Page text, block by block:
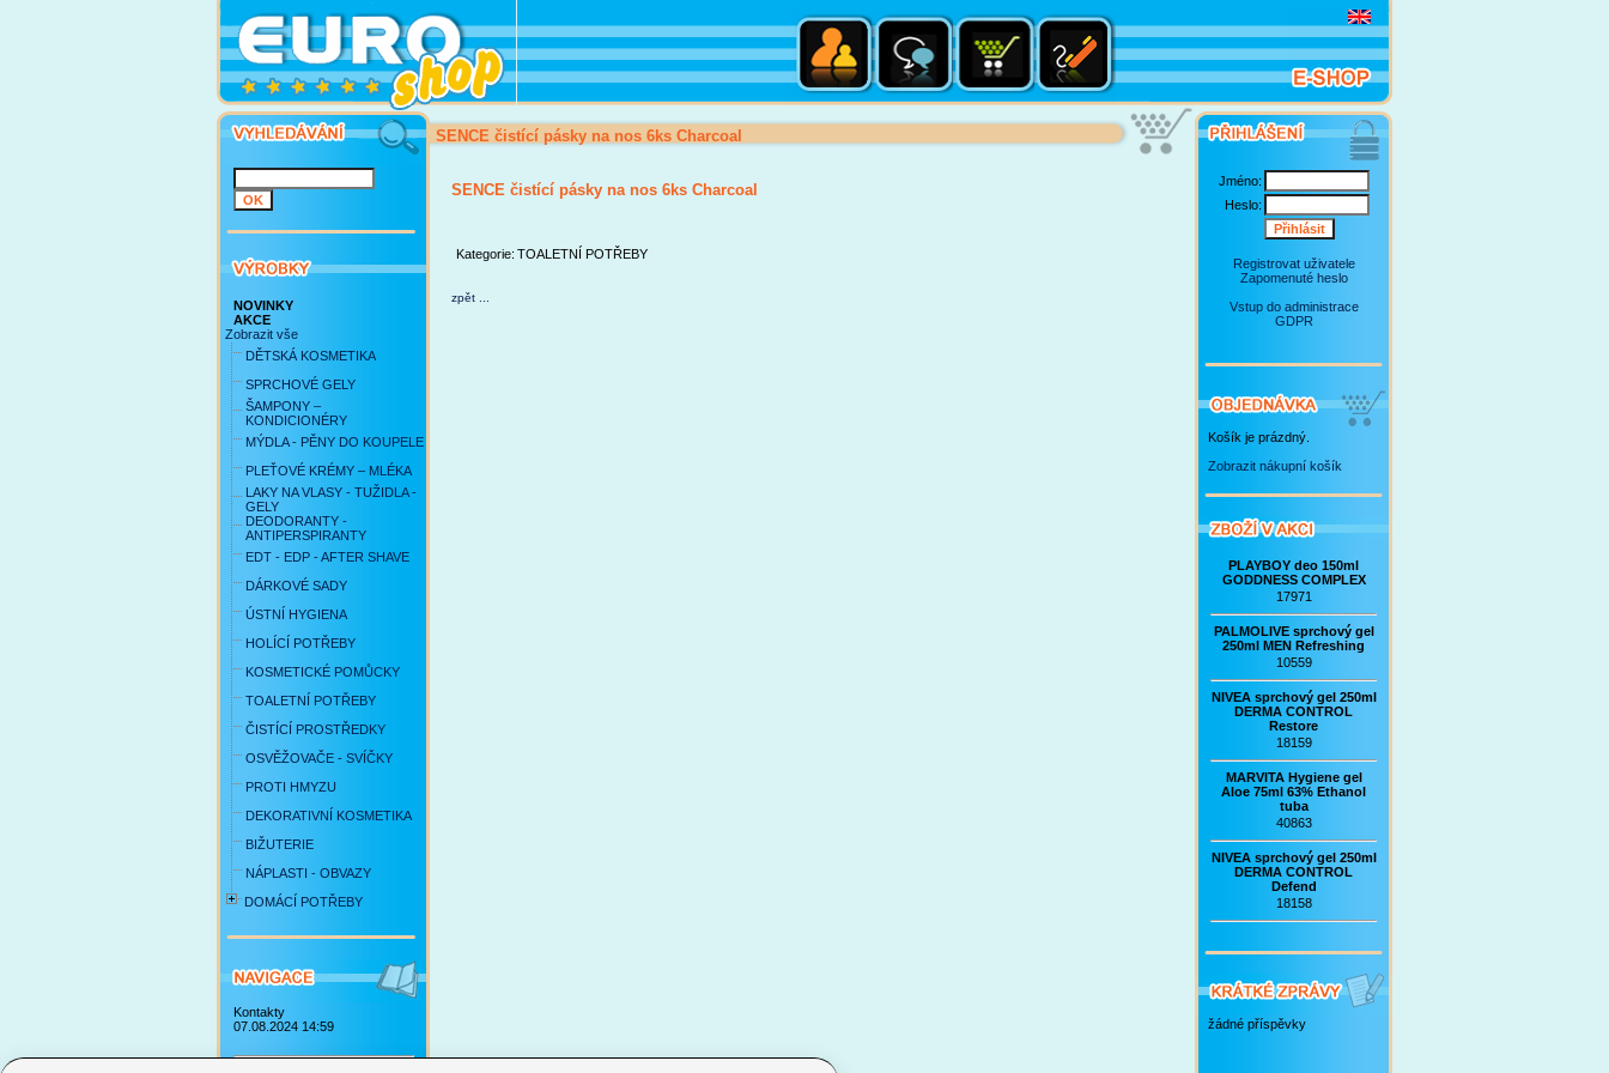
NOVINKY
AKCE
Zobrazit vše
DĚTSKÁ KOSMETIKA
SPRCHOVÉ GELY
ŠAMPONY –
KONDICIONÉRY
MÝDLA - PĚNY DO KOUPELE
PLEŤOVÉ KRÉMY – MLÉKA
LAKY NA VLASY - TUŽIDLA -
GELY
DEODORANTY -
ANTIPERSPIRANTY
EDT - EDP - AFTER SHAVE
DÁRKOVÉ SADY
ÚSTNÍ HYGIENA
HOLÍCÍ POTŘEBY
KOSMETICKÉ POMŮCKY
TOALETNÍ POTŘEBY
ČISTÍCÍ PROSTŘEDKY
OSVĚŽOVAČE - SVÍČKY
PROTI HMYZU
DEKORATIVNÍ KOSMETIKA
BIŽUTERIE
NÁPLASTI - OBVAZY
DOMÁCÍ POTŘEBY
Kontakty
07.08.2024 14:59
SENCE čistící pásky na nos 6ks Charcoal
SENCE čistící pásky na nos 6ks Charcoal
Kategorie: TOALETNÍ POTŘEBY
zpět ...
Jméno:
Heslo:
Registrovat uživatele
Zapomenuté heslo
Vstup do administrace
GDPR
Košík je prázdný.
Zobrazit nákupní košík
PLAYBOY deo 150ml
GODDNESS COMPLEX
17971
PALMOLIVE sprchový gel
250ml MEN Refreshing
10559
NIVEA sprchový gel 250ml
DERMA CONTROL
Restore
18159
MARVITA Hygiene gel
Aloe 75ml 63% Ethanol
tuba
40863
NIVEA sprchový gel 250ml
DERMA CONTROL
Defend
18158
žádné příspěvky